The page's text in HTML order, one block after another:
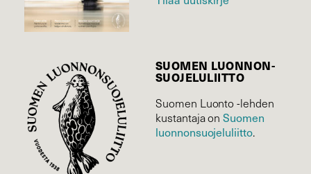
SUOMEN LUONNON­
SUOJELU­LIITTO
Suomen Luonto -lehden
kustantaja onSuomen
luonnonsuojelu­liitto.